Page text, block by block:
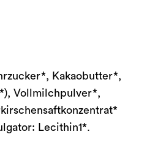
Kakaobutter*,
Vollmilchpulver*,
Lecithin1*.